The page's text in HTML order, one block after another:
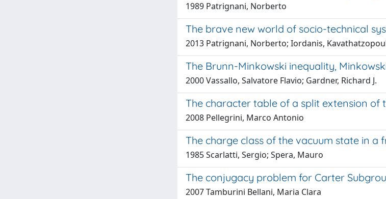
1989 Patrignani, Norberto
The brave new world of socio-technical
2013 Patrignani, Norberto; Iordanis,
The Brunn-Minkowski inequality,
2000 Vassallo, Salvatore Flavio; Gardner, Richard J.
The character table of a split extension of
2008 Pellegrini, Marco Antonio
The charge class of the vacuum state in a
1985 Scarlatti, Sergio; Spera, Mauro
The conjugacy problem for Carter
2007 Tamburini Bellani, Maria Clara